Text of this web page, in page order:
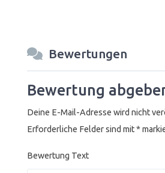
Bewertungen
Bewertung
Deine E-Mail-Adresse wird nicht
Erforderliche Felder sind mit*
Bewertung Text